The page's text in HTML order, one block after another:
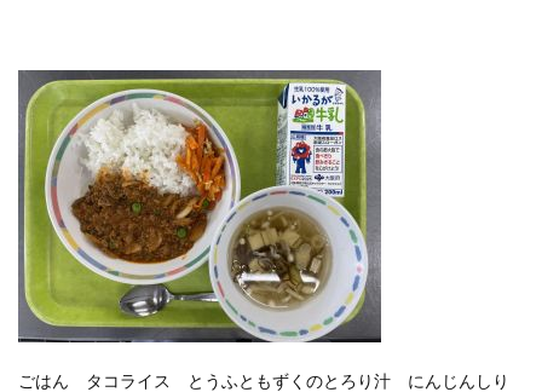
ごはん タコライス とうふともずくのとろり汁 にんじんしり